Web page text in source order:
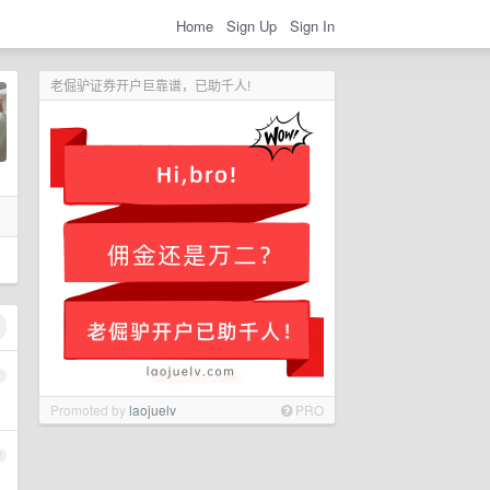
Home Sign Up Sign In
老倔驴证券开户巨靠谱，已助千人!
Promoted bylaojuelv PRO